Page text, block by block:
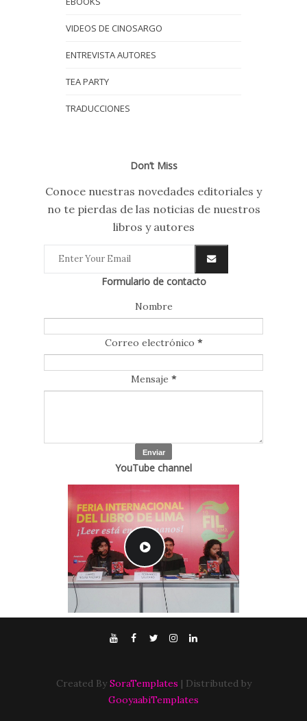
VIDEOS DE CINOSARGO
ENTREVISTA AUTORES
TEA PARTY
TRADUCCIONES
Don’t Miss
Conoce nuestras novedades editoriales y
no te pierdas de las noticias de nuestros
libros y autores
Formulario de contacto
Nombre
Correo electrónico *
Mensaje *
YouTube channel
Created By SoraTemplates | Distributed by
GooyaabiTemplates